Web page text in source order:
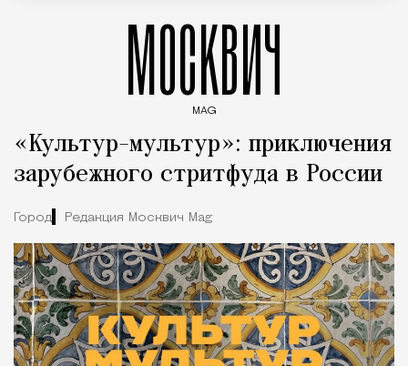
МОСКВИЧ
MAG
«Культур-мультур»: приключения
зарубежного стритфуда в России
Город Редакция Москвич Mag